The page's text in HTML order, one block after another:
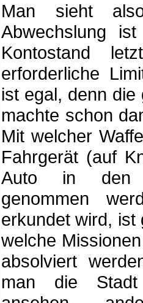
Man sieht
Abwechslung
Kontostand
erforderliche
ist egal, denn die
machte schon
Mit welcher
Fahrgerät (auf
Auto in den
genommen
erkundet wird, ist
welche
absolviert
man die